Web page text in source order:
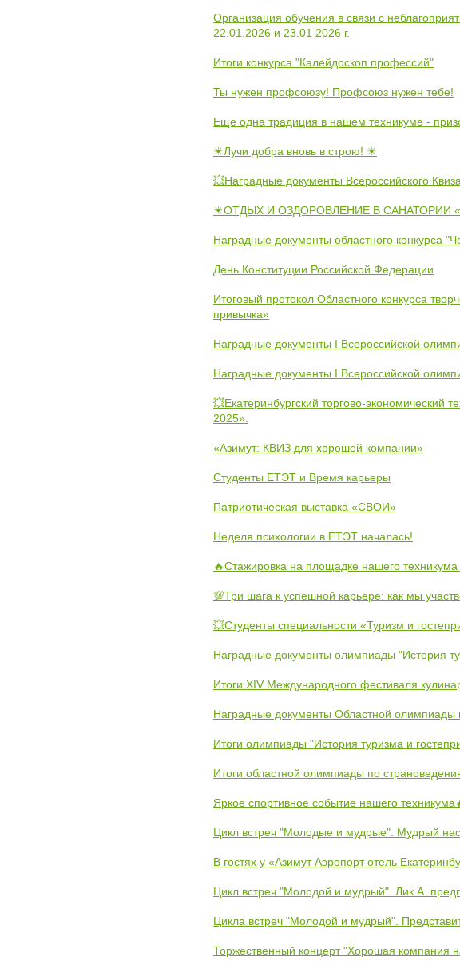
Организация обучения в связи с
22.01.2026 и 23.01 2026 г.
Итоги конкурса "Калейдоскоп профессий"
Ты нужен профсоюзу! Профсоюз нужен тебе!
Еще одна традиция в нашем техникуме -
☀Лучи добра вновь в строю! ☀
💥Наградные документы Всероссийского
☀ОТДЫХ И ОЗДОРОВЛЕНИЕ В САНАТОРИИ
Наградные документы областного конкурса
День Конституции Российской Федерации
Итоговый протокол Областного конкурса
привычка»
Наградные документы I Всероссийской
Наградные документы I Всероссийской
💥Екатеринбургский торгово-
2025».
«Азимут: КВИЗ для хорошей компании»
Студенты ЕТЭТ и Время карьеры
Патриотическая выставка «СВОИ»
Неделя психологии в ЕТЭТ началась!
🔥Стажировка на площадке нашего
💯Три шага к успешной карьере: как мы
💥Студенты специальности «Туризм и
Наградные документы олимпиады "История
Итоги XIV Международного фестиваля
Наградные документы Областной олимпиады
Итоги олимпиады "История туризма и
Итоги областной олимпиады по
Яркое спортивное событие нашего
Цикл встреч "Молодые и мудрые". Мудрый
В гостях у «Азимут Аэропорт отель
Цикл встреч "Молодой и мудрый". Лик А.
Цикла встреч "Молодой и мудрый".
Торжественный концерт "Хорошая компания